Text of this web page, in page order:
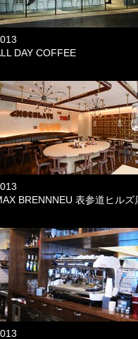
DAY COFFEE
BRENNNEU 表参道ヒルズ